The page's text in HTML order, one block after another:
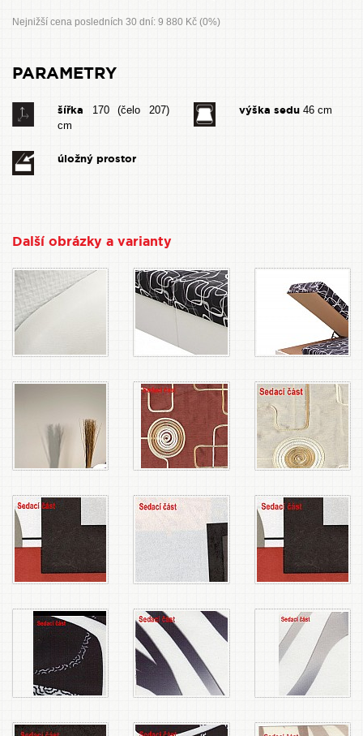
Nejnižší cena posledních 30 dní: 9 880 Kč (0%)
PARAMETRY
šířka 170 (čelo 207)
cm
výška sedu 46 cm
úložný prostor
Další obrázky a varianty